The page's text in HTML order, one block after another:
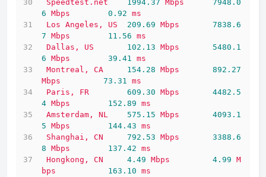
Speedtest.net
1994.37 Mbps
7948.0
6 Mbps 0.92 ms
Los Angeles, US 209.69 Mbps
7838.6
7 Mbps 11.56 ms
Dallas,
US 102.13 Mbps
5480.1
6 Mbps 39.41 ms
Montreal,
CA 154.28 Mbps
892.27
Mbps
73.31 ms
Paris,
FR 609.30 Mbps
4482.5
4 Mbps 152.89 ms
Amsterdam,
NL 575.15 Mbps
4093.1
5 Mbps 144.43 ms
Shanghai,
CN 792.53 Mbps
3388.6
8 Mbps 137.42 ms
Hongkong,
CN 4.49 Mbps 4.99 M
bps
163.10 ms